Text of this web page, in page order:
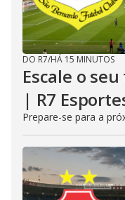
DO R7/HÁ 15 MINUTOS
Escale o
| R7
Prepare-se para a